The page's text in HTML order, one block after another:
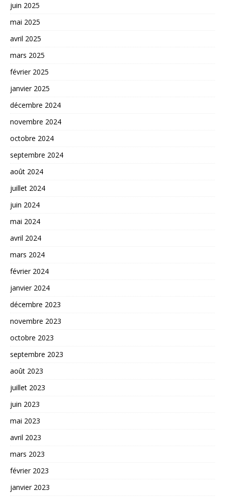
juin 2025
mai 2025
avril 2025
mars 2025
février 2025
janvier 2025
décembre 2024
novembre 2024
octobre 2024
septembre 2024
août 2024
juillet 2024
juin 2024
mai 2024
avril 2024
mars 2024
février 2024
janvier 2024
décembre 2023
novembre 2023
octobre 2023
septembre 2023
août 2023
juillet 2023
juin 2023
mai 2023
avril 2023
mars 2023
février 2023
janvier 2023